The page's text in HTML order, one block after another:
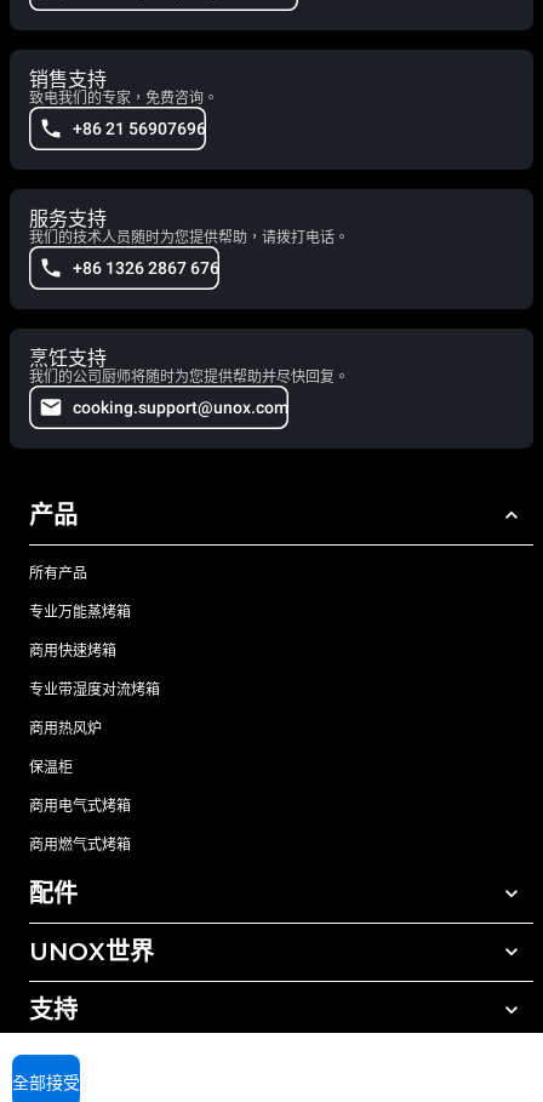
销售支持
致电我们的专家，免费咨询。
+86 21 56907696
服务支持
我们的技术人员随时为您提供帮助，请拨打电话。
+86 1326 2867 676
烹饪支持
我们的公司厨师将随时为您提供帮助并尽快回复。
cooking.support@unox.com
产品
所有产品
专业万能蒸烤箱
商用快速烤箱
专业带湿度对流烤箱
商用热风炉
保温柜
商用电气式烤箱
商用燃气式烤箱
配件
所有配件
手动清洗清洁剂
树脂过滤水处理
UNOX世界
我们在全球的办事处
支持
UNOX质保
全部接受